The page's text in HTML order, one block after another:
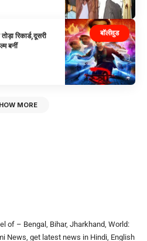
बॉलीवुड
रिकार्ड,दूसरी
बनीं
MORE
of – Bengal, Bihar, Jharkhand, World:
News, get latest news in Hindi, English